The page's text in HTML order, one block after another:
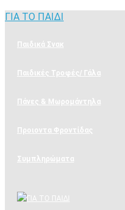
ΓΙΑ ΤΟ ΠΑΙΔΙ
Παιδικά Σνακ
Παιδικές Τροφές/ Γάλα
Πάνες & Μωρομάντηλα
Προιοντα Φροντίδας
Συμπληρώματα